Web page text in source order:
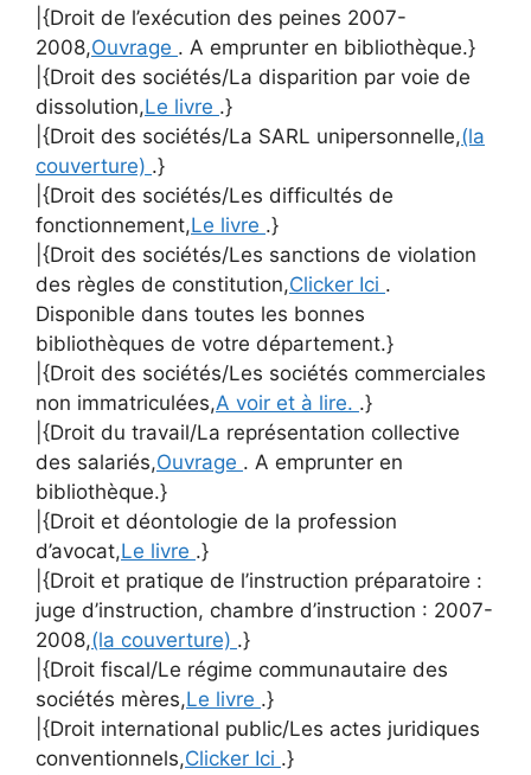
|{Droit de l’exécution des peines 2007-
2008,Ouvrage . A emprunter en bibliothèque.}
|{Droit des sociétés/La disparition par voie de
dissolution,Le livre .}
|{Droit des sociétés/La SARL unipersonnelle,(la
couverture) .}
|{Droit des sociétés/Les difficultés de
fonctionnement,Le livre .}
|{Droit des sociétés/Les sanctions de violation
des règles de constitution,Clicker Ici .
Disponible dans toutes les bonnes
bibliothèques de votre département.}
|{Droit des sociétés/Les sociétés commerciales
non immatriculées,A voir et à lire. .}
|{Droit du travail/La représentation collective
des salariés,Ouvrage . A emprunter en
bibliothèque.}
|{Droit et déontologie de la profession
d’avocat,Le livre .}
|{Droit et pratique de l’instruction préparatoire :
juge d’instruction, chambre d’instruction : 2007-
2008,(la couverture) .}
|{Droit fiscal/Le régime communautaire des
sociétés mères,Le livre .}
|{Droit international public/Les actes juridiques
conventionnels,Clicker Ici .}